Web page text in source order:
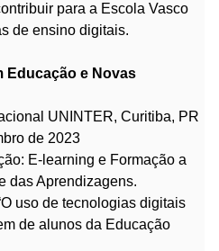
para a Escola Vasco
de ensino digitais.
Educação e Novas
UNINTER, Curitiba, PR
de 2023
E-learning e Formação a
das Aprendizagens.
uso de tecnologias digitais
de alunos da Educação